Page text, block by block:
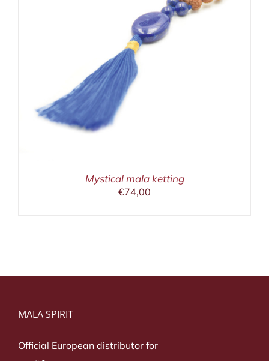
Mystical mala ketting
€74,00
MALA SPIRIT
Official European distributor for